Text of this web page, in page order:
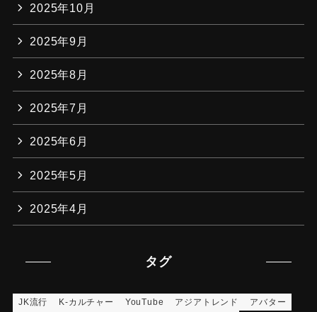
2025年10月
2025年9月
2025年8月
2025年7月
2025年6月
2025年5月
2025年4月
タグ
JK流行 K-カルチャー YouTube アジアトレンド アバター